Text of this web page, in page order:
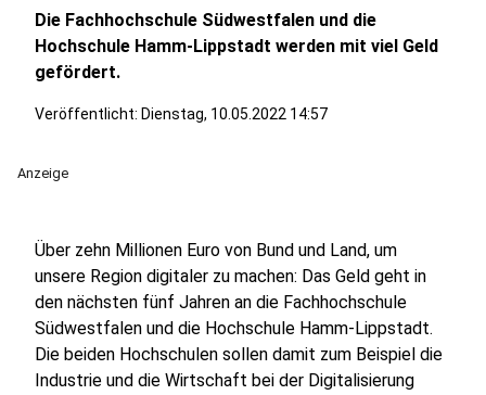
Die Fachhochschule Südwestfalen und die
Hochschule Hamm-Lippstadt werden mit viel Geld
gefördert.
Veröffentlicht: Dienstag, 10.05.2022 14:57
Anzeige
Über zehn Millionen Euro von Bund und Land, um
unsere Region digitaler zu machen: Das Geld geht in
den nächsten fünf Jahren an die Fachhochschule
Südwestfalen und die Hochschule Hamm-Lippstadt.
Die beiden Hochschulen sollen damit zum Beispiel die
Industrie und die Wirtschaft bei der Digitalisierung